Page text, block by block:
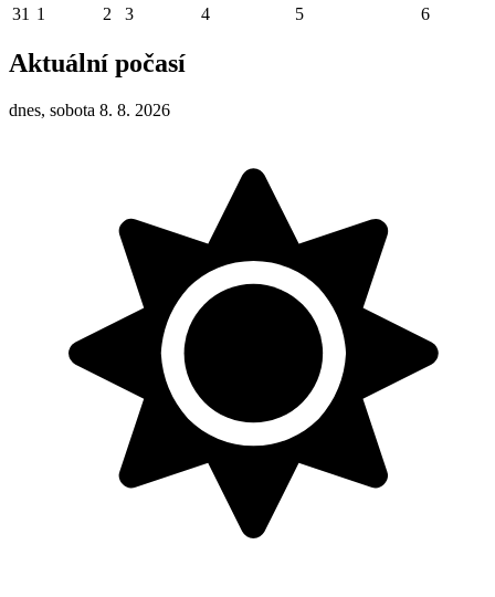
31 1 2 3 4 5 6
Aktuální počasí
dnes, sobota 8. 8. 2026